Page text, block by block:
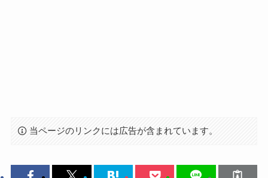
当ページのリンクには広告が含まれています。